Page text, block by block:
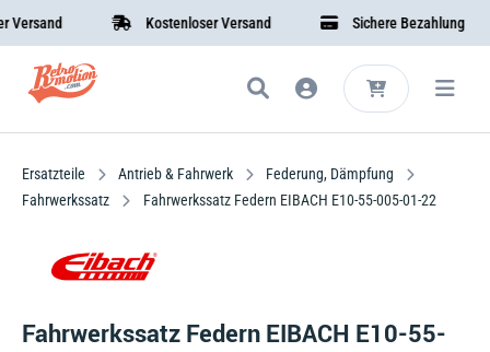
Kostenloser Versand Sichere Bezahlung
Ersatzteile Antrieb & Fahrwerk
Federung, Dämpfung
Fahrwerkssatz
Fahrwerkssatz Federn EIBACH E10-55-005-01-22
Fahrwerkssatz Federn EIBACH E10-55-